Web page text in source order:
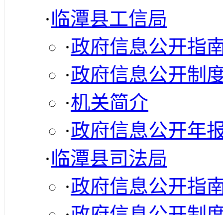
·临潭县工信局
·政府信息公开指
·政府信息公开制
·机关简介
·政府信息公开年
·临潭县司法局
·政府信息公开指